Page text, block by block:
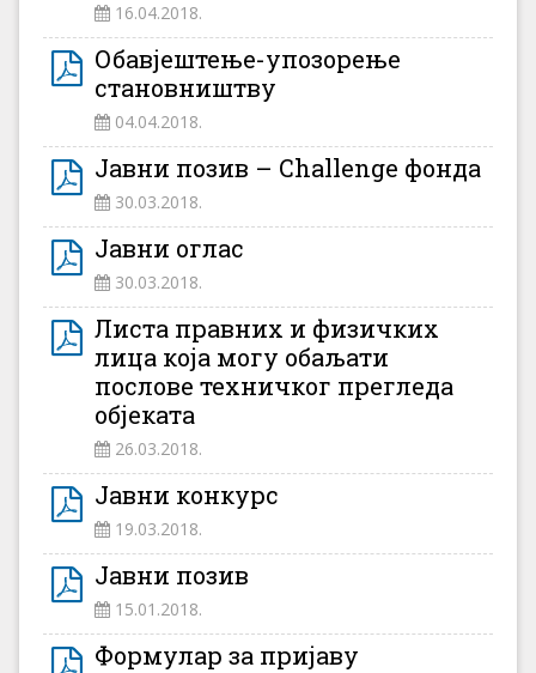
16.04.2018.
Обавјештење-упозорење
становништву
04.04.2018.
Јавни позив – Challenge фонда
30.03.2018.
Јавни оглас
30.03.2018.
Листа правних и физичких
лица која могу обаљати
послове техничког прегледа
објеката
26.03.2018.
Јавни конкурс
19.03.2018.
Јавни позив
15.01.2018.
Формулар за пријаву